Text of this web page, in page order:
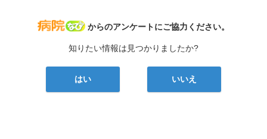
病院なび
からのアンケートにご協力ください。
知りたい情報は見つかりましたか?
はい いいえ